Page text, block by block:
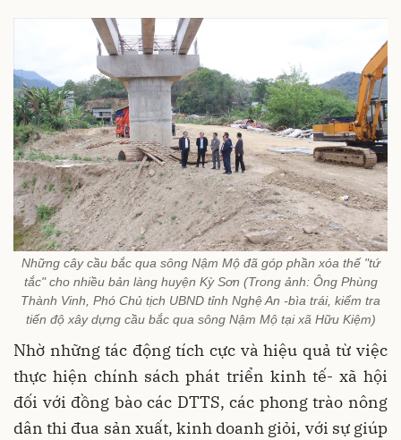
Những cây cầu bắc qua sông Nậm Mộ đã góp phần xóa thế "tứ
tắc" cho nhiều bản làng huyện Kỳ Sơn (Trong ảnh: Ông Phùng
Thành Vinh, Phó Chủ tịch UBND tỉnh Nghệ An -bìa trái, kiểm tra
tiến độ xây dựng cầu bắc qua sông Nậm Mộ tại xã Hữu Kiệm)
Nhờ những tác động tích cực và hiệu quả từ việc
thực hiện chính sách phát triển kinh tế- xã hội
đối với đồng bào các DTTS, các phong trào nông
dân thi đua sản xuất, kinh doanh giỏi, với sự giúp